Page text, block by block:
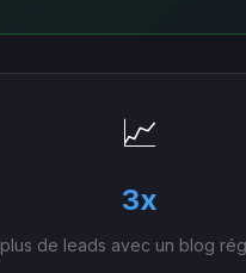
📈
3x
plus de leads avec un blog